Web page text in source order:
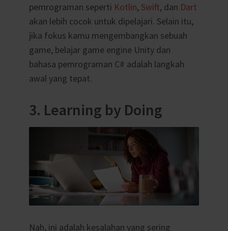
pemrograman seperti Kotlin, Swift, dan Dart
akan lebih cocok untuk dipelajari. Selain itu,
jika fokus kamu mengembangkan sebuah
game, belajar game engine Unity dan
bahasa pemrograman C# adalah langkah
awal yang tepat.
3. Learning by Doing
Nah, ini adalah kesalahan yang sering